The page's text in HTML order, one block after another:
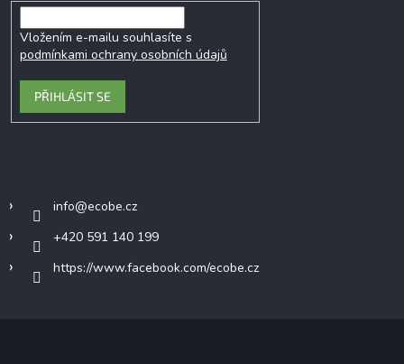
Vložením e-mailu souhlasíte s
podmínkami ochrany osobních údajů
PŘIHLÁSIT SE
info@ecobe.cz
+420 591 140 199
https://www.facebook.com/ecobe.cz